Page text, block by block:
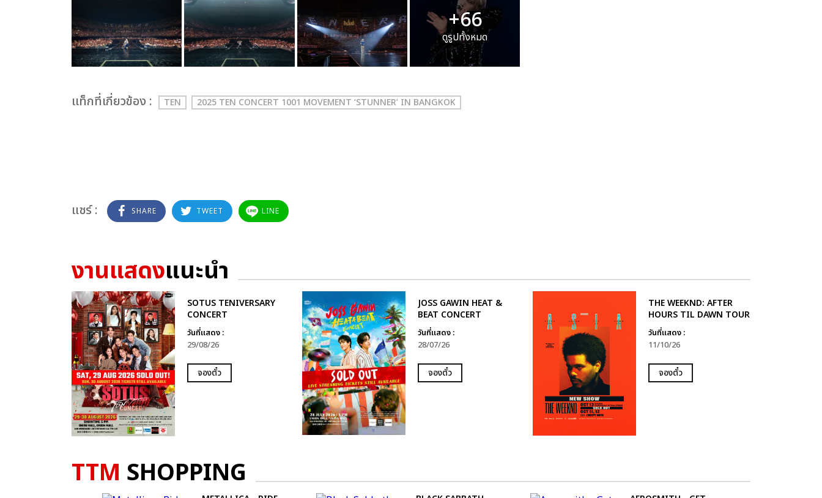
+66
ดูรูปทั้งหมด
เเท็กที่เกี่ยวข้อง : TEN 2025 TEN CONCERT 1001 MOVEMENT ‘STUNNER’ IN BANGKOK
แชร์ : SHARE TWEET LINE
งานแสดงแนะนำ
SOTUS TENIVERSARY
CONCERT
วันที่แสดง :
29/08/26
จองตั๋ว
JOSS GAWIN HEAT &
BEAT CONCERT
วันที่แสดง :
28/07/26
จองตั๋ว
THE WEEKND: AFTER
HOURS TIL DAWN TOUR
วันที่แสดง :
11/10/26
จองตั๋ว
TTM SHOPPING